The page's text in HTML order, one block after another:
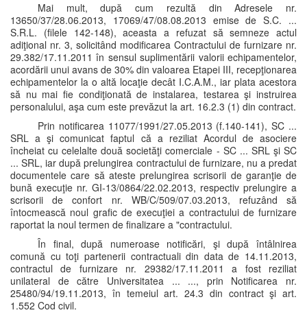
Mai mult, după cum rezultă din Adresele nr.
13650/37/28.06.2013, 17069/47/08.08.2013 emise de S.C. ...
S.R.L. (filele 142-148), aceasta a refuzat să semneze actul
adiţional nr. 3, solicitând modificarea Contractului de furnizare nr.
29.382/17.11.2011 în sensul suplimentării valorii echipamentelor,
acordării unui avans de 30% din valoarea Etapei III, recepţionarea
echipamentelor la o altă locaţie decât I.C.A.M., iar plata acestora
să nu mai fie condiţionată de instalarea, testarea şi instruirea
personalului, aşa cum este prevăzut la art. 16.2.3 (1) din contract.
Prin notificarea 11077/1991/27.05.2013 (f.140-141), SC ...
SRL a şi comunicat faptul că a reziliat Acordul de asociere
încheiat cu celelalte două societăţi comerciale - SC ... SRL şi SC
... SRL, iar după prelungirea contractului de furnizare, nu a predat
documentele care să ateste prelungirea scrisorii de garanţie de
bună execuţie nr. GI-13/0864/22.02.2013, respectiv prelungire a
scrisorii de confort nr. WB/C/509/07.03.2013, refuzând să
întocmească noul grafic de execuţiei a contractului de furnizare
raportat la noul termen de finalizare a "contractului.
În final, după numeroase notificări, şi după întâlnirea
comună cu toţi partenerii contractuali din data de 14.11.2013,
contractul de furnizare nr. 29382/17.11.2011 a fost reziliat
unilateral de către Universitatea ... ..., prin Notificarea nr.
25480/94/19.11.2013, în temeiul art. 24.3 din contract şi art.
1.552 Cod civil.